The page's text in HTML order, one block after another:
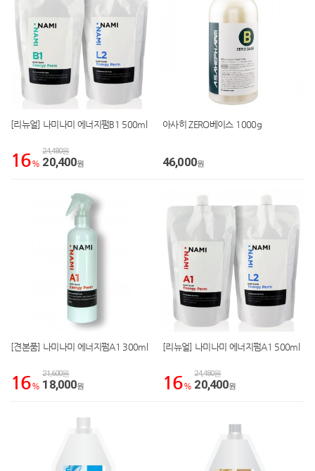
[리뉴얼] 나미나미 에너지펌B1 500ml
16 %
24,480원
20,400원
아사히 ZERO베이스 1000g
46,000원
[견본품] 나미나미 에너지펌A1 300ml
16 %
21,600원
18,000원
[리뉴얼] 나미나미 에너지펌A1 500ml
16 %
24,480원
20,400원